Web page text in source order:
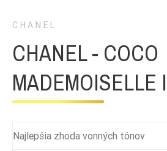
CHANEL
CHANEL - COCO
MADEMOISELLE
Najlepšia zhoda vonných tónov